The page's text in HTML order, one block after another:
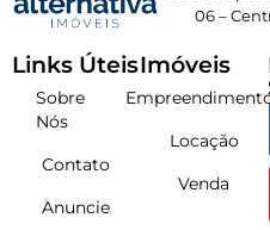
06 –
Links Úteis
Sobre
Nós
Contato
Anuncie
Imóveis
Locação
Venda